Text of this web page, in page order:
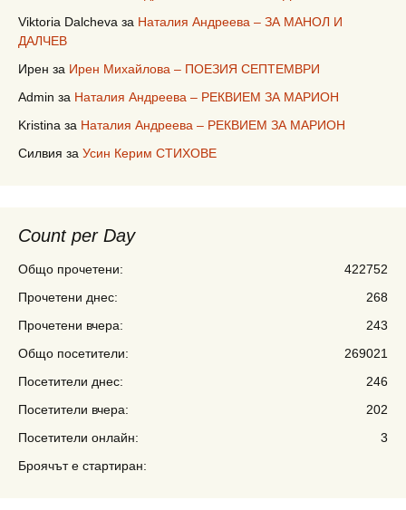
Viktoria Dalcheva за Наталия Андреева – ЗА МАНОЛ И
ДАЛЧЕВ
Ирен за Ирен Михайлова – ПОЕЗИЯ СЕПТЕМВРИ
Admin за Наталия Андреева – РЕКВИЕМ ЗА МАРИОН
Kristina за Наталия Андреева – РЕКВИЕМ ЗА МАРИОН
Силвия за Усин Керим СТИХОВЕ
Count per Day
422752
Общо прочетени:
268
Прочетени днес:
243
Прочетени вчера:
269021
Общо посетители:
246
Посетители днес:
202
Посетители вчера:
3
Посетители онлайн:
Броячът е стартиран: